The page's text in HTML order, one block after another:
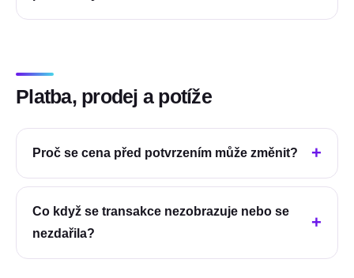
Platba, prodej a potíže
Proč se cena před potvrzením může změnit?
Co když se transakce nezobrazuje nebo se
nezdařila?